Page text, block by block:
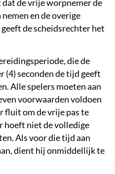
de vrije worpnemer de
en de overige
de scheidsrechter het
die de
(4) seconden de tijd geeft
Alle spelers moeten aan
voorwaarden voldoen
fluit om de vrije pas te
hoeft niet de volledige
Als voor die tijd aan
dient hij onmiddellijk te